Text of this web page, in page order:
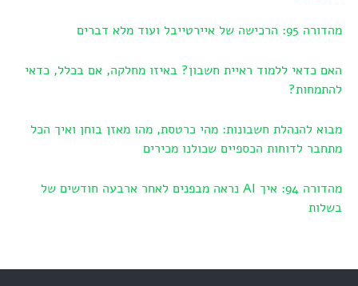
מהדורה 95: הרכישה של איירטייבל ועוד מלא דברים
האם כדאי ללמוד ראיית חשבון? באיזו מחלקה, אם בכלל, כדאי
להתמחות?
מבוא להנהלת חשבונות: מהי כרטסת, מהו מאזן בוחן ואיך הכל
מתחבר לדוחות הכספיים שכולנו מכירים
מהדורה 94: איך AI נראה מבפנים לאחר ארבעה חודשים של
בשלות